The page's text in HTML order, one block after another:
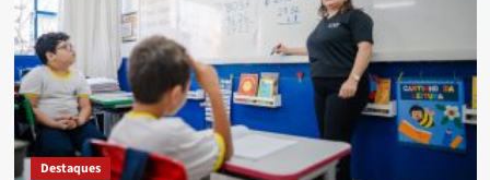
Destaques